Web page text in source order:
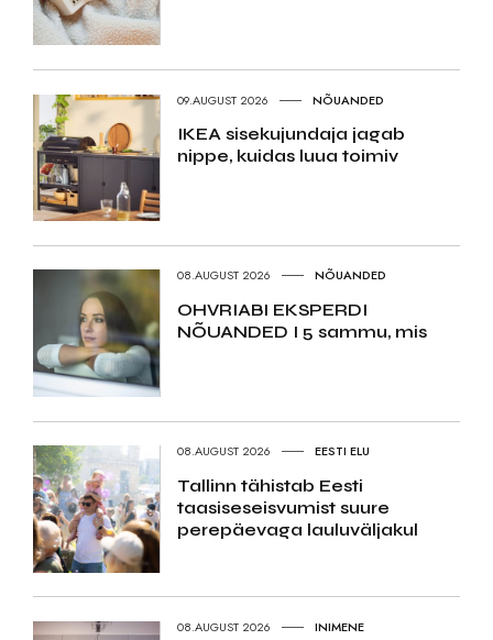
09.AUGUST 2026 NÕUANDED
IKEA sisekujundaja jagab
nippe, kuidas luua toimiv
08.AUGUST 2026 NÕUANDED
OHVRIABI EKSPERDI
NÕUANDED I 5 sammu, mis
08.AUGUST 2026 EESTI ELU
Tallinn tähistab Eesti
taasiseseisvumist suure
perepäevaga lauluväljakul
08.AUGUST 2026 INIMENE